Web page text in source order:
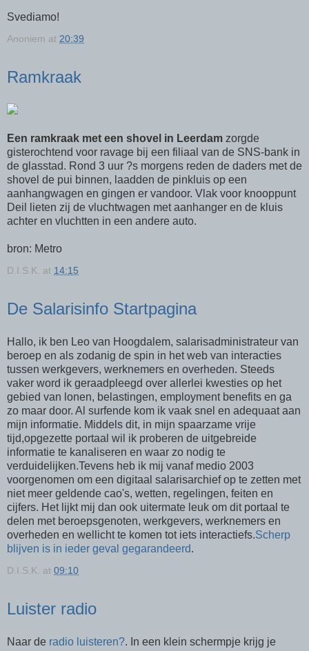
Svediamo!
Anoniem at 20:39
Ramkraak
Een ramkraak met een shovel in Leerdam zorgde
gisterochtend voor ravage bij een filiaal van de SNS-bank in
de glasstad. Rond 3 uur ?s morgens reden de daders met de
shovel de pui binnen, laadden de pinkluis op een
aanhangwagen en gingen er vandoor. Vlak voor knooppunt
Deil lieten zij de vluchtwagen met aanhanger en de kluis
achter en vluchtten in een andere auto.
bron: Metro
D.I.S.K. at 14:15
De Salarisinfo Startpagina
Hallo, ik ben Leo van Hoogdalem, salarisadministrateur van
beroep en als zodanig de spin in het web van interacties
tussen werkgevers, werknemers en overheden. Steeds
vaker word ik geraadpleegd over allerlei kwesties op het
gebied van lonen, belastingen, employment benefits en ga
zo maar door. Al surfende kom ik vaak snel en adequaat aan
mijn informatie. Middels dit, in mijn spaarzame vrije
tijd,opgezette portaal wil ik proberen de uitgebreide
informatie te kanaliseren en waar zo nodig te
verduidelijken.Tevens heb ik mij vanaf medio 2003
voorgenomen om een digitaal salarisarchief op te zetten met
niet meer geldende cao's, wetten, regelingen, feiten en
cijfers. Het lijkt mij dan ook uitermate leuk om dit portaal te
delen met beroepsgenoten, werkgevers, werknemers en
overheden en wellicht te komen tot iets interactiefs.Scherp
blijven is in ieder geval gegarandeerd.
D.I.S.K. at 09:10
Luister radio
Naar de radio luisteren?. In een klein schermpje krijg je